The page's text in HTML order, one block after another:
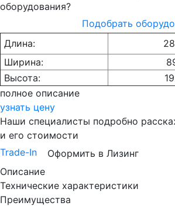
оборудования?
Подобрать
Длина:
Ширина:
Высота:
полное описание
узнать цену
Наши специалисты подробно
и его стоимости
Trade-In
Оформить в Лизинг
Описание
Технические характеристики
Преимущества